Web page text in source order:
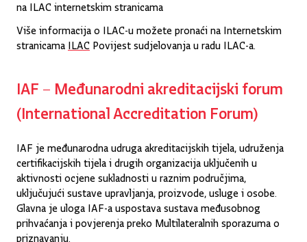
na ILAC internetskim stranicama
Više informacija o ILAC-u možete pronaći na Internetskim
stranicama ILAC Povijest sudjelovanja u radu ILAC-a.
IAF – Međunarodni akreditacijski forum
(International Accreditation Forum)
IAF je međunarodna udruga akreditacijskih tijela, udruženja
certifikacijskih tijela i drugih organizacija uključenih u
aktivnosti ocjene sukladnosti u raznim područjima,
uključujući sustave upravljanja, proizvode, usluge i osobe.
Glavna je uloga IAF-a uspostava sustava međusobnog
prihvaćanja i povjerenja preko Multilateralnih sporazuma o
priznavanju.